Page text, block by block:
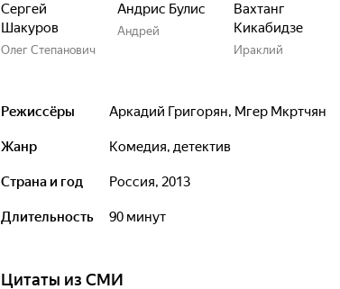
Сергей
Шакуров
Олег Степанович
Андрис Булис
Андрей
Вахтанг
Кикабидзе
Ираклий
Режиссёры Аркадий Григорян, Мгер Мкртчян
Жанр комедия, детектив
Страна и год Россия, 2013
Длительность 90 минут
Цитаты из СМИ